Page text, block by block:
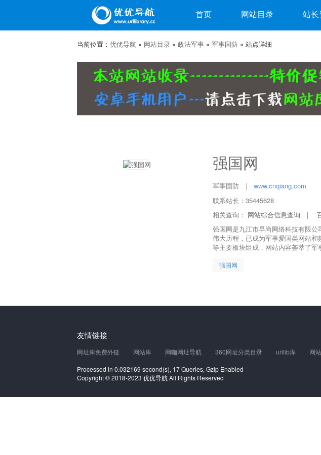
首页 网站目录 站
微信
当前位置： 优优导航 » 网站目录 » 政法军事 » 军事国防 » 站点详细
强国网
军事国防 |
www.cnqiang.com
联系站长：35445628
相关查询： 网站综合信息查询 |
强国网是九江市早尚网络科技有限
伟大历程，已成为军事爱国类网站
等主要板块组成，网站内容荟萃了军
强国网
友情链接
网址库免费外链 网站库 网咖网址导航 360网址分类目录 urllib库 网
Processed in 0.032169 second(s), 17 Queries, Gzip Enabled
Copyright © 2018-2023 优优导航 All Rights Reserved